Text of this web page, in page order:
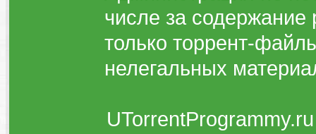
числе за
только торрент-
нелегальных
UTorrentProgrammy.ru